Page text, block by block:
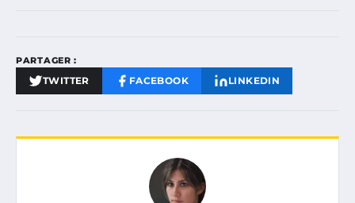
PARTAGER :
TWITTER FACEBOOK LINKEDIN